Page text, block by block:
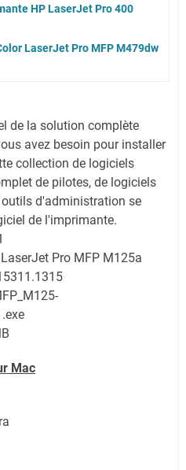
HP LaserJet Pro 400
LaserJet Pro MFP M479dw
de la solution complète
avez besoin pour installer
collection de logiciels
de pilotes, de logiciels
d'administration se
de l'imprimante.
Pro MFP M125a
Mac